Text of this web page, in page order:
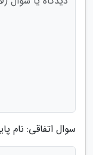
سوال اتفاقی: نام